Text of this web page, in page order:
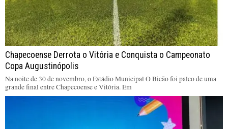
Chapecoense Derrota o Vitória e Conquista o Campeonato
Copa Augustinópolis
Na noite de 30 de novembro, o Estádio Municipal O Bicão foi palco de uma
grande final entre Chapecoense e Vitória. Em